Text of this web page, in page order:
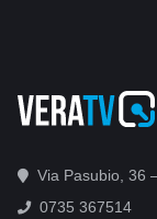
Via Pasubio, 36
0735 367514